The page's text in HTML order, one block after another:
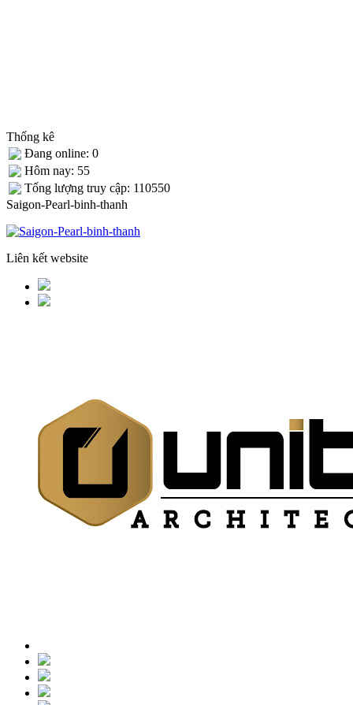
Thống kê
Đang online: 0
Hôm nay: 55
Tống lượng truy cập: 110550
Saigon-Pearl-binh-thanh
Liên kết website